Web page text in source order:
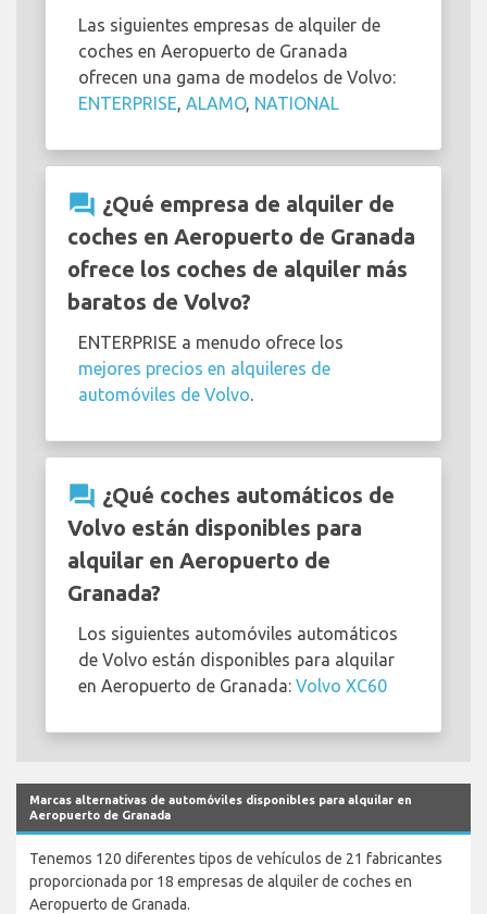
Las siguientes empresas de alquiler de
coches en Aeropuerto de Granada
ofrecen una gama de modelos de Volvo:
ENTERPRISE ALAMO, NATIONAL
question_answer ¿Qué empresa de alquiler de
coches en Aeropuerto de Granada
ofrece los coches de alquiler más
baratos de Volvo?
ENTERPRISE a menudo ofrece los
mejores precios en alquileres de
automóviles de Volvo
question_answer ¿Qué coches automáticos de
Volvo están disponibles para
alquilar en Aeropuerto de
Granada?
Los siguientes automóviles automáticos
de Volvo están disponibles para alquilar
en Aeropuerto de Granada: Volvo XC60
Marcas alternativas de automóviles disponibles para alquilar en
Aeropuerto de Granada
Tenemos 120 diferentes tipos de vehículos de 21 fabricantes
proporcionada por 18 empresas de alquiler de coches en
Aeropuerto de Granada.